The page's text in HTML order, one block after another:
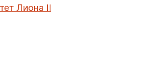
Лиона II